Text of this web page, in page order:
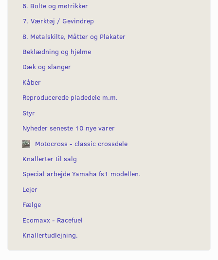
6. Bolte og møtrikker
7. Værktøj / Gevindrep
8. Metalskilte, Måtter og Plakater
Beklædning og hjelme
Dæk og slanger
Kåber
Reproducerede pladedele m.m.
Styr
Nyheder seneste 10 nye varer
Motocross - classic crossdele
Knallerter til salg
Special arbejde Yamaha fs1 modellen.
Lejer
Fælge
Ecomaxx - Racefuel
Knallertudlejning.